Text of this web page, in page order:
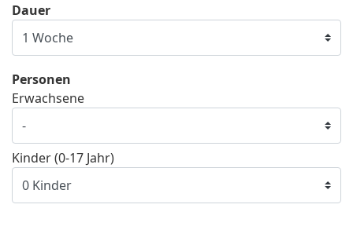
Dauer
Personen
Erwachsene
Kinder (0-17 Jahr)